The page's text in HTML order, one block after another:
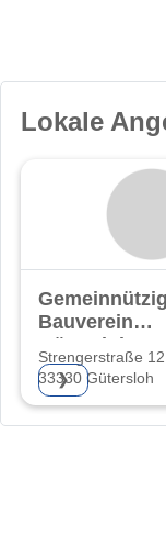
Lokale
Bauverein
Gütersloh eG
Strengerstraße 12
33330 Gütersloh
❯